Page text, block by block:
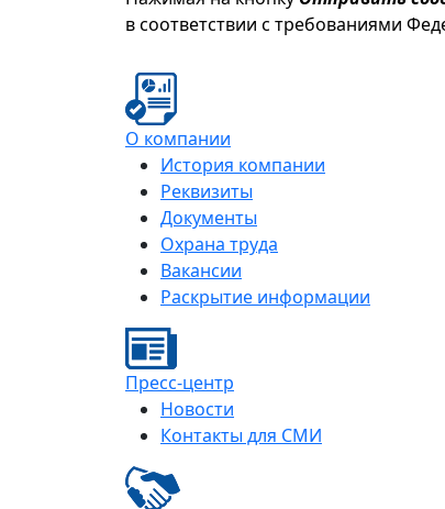
в соответствии с требованиями
О компании
История компании
Реквизиты
Документы
Охрана труда
Вакансии
Раскрытие информации
Пресс-центр
Новости
Контакты для СМИ